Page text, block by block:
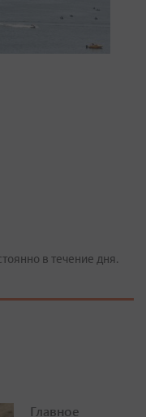
в течение дня.
Главное